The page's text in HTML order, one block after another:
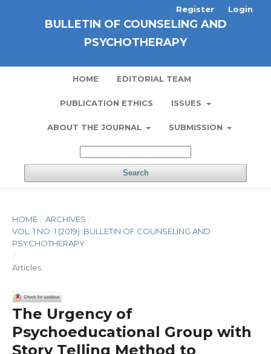
BULLETIN OF COUNSELING AND
PSYCHOTHERAPY
HOME EDITORIAL TEAM
PUBLICATION ETHICS ISSUES
ABOUT THE JOURNAL SUBMISSION
Search
Register Login
HOME / ARCHIVES /
VOL. 1 NO. 1 (2019): BULLETIN OF COUNSELING AND
PSYCHOTHERAPY
/
Articles
The Urgency of
Psychoeducational Group with
Story Telling Method to